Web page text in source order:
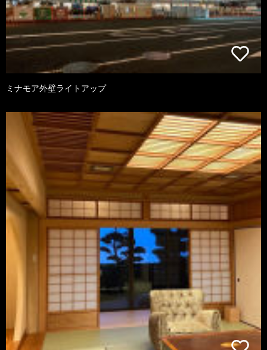
ミナモア外壁ライトアップ